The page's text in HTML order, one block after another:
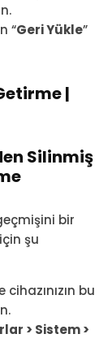
“Geri Yükle”
|
Silinmiş
bir
şu
bu
> Sistem >